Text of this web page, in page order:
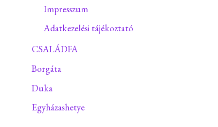
Impresszum
Adatkezelési tájékoztató
CSALÁDFA
Borgáta
Duka
Egyházashetye